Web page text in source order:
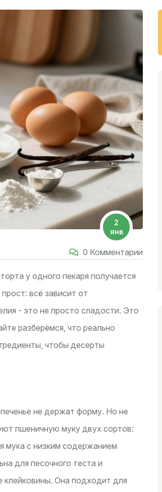
2
янв
0 Комментарии
у одного пекаря получается
всё зависит от
- это не просто сладости. Это
разберёмся, что реально
чтобы десерты
не держат форму. Но не
пшеничную муку двух сортов:
мука с низким содержанием
для песочного теста и
клейковины. Она подходит для